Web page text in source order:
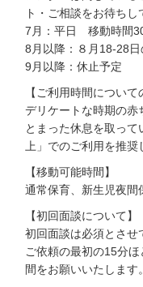
ト・ご相談をお待ちし
7月：平日 移動時間
8月以降：８月18-28
9月以降：休止予定
【ご利用時間について
デリケートな時期の赤
とまった休息を取っ
上」でのご利用を推奨
【移動可能時間】
通常保育、新生児夜間
【初回面談について】
初回面談は必須とさせ
ご依頼の最初の15分
間をお願いいたします。